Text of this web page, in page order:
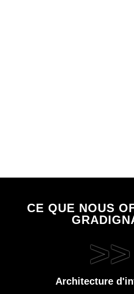
CE QUE NOUS
>>
Architecture